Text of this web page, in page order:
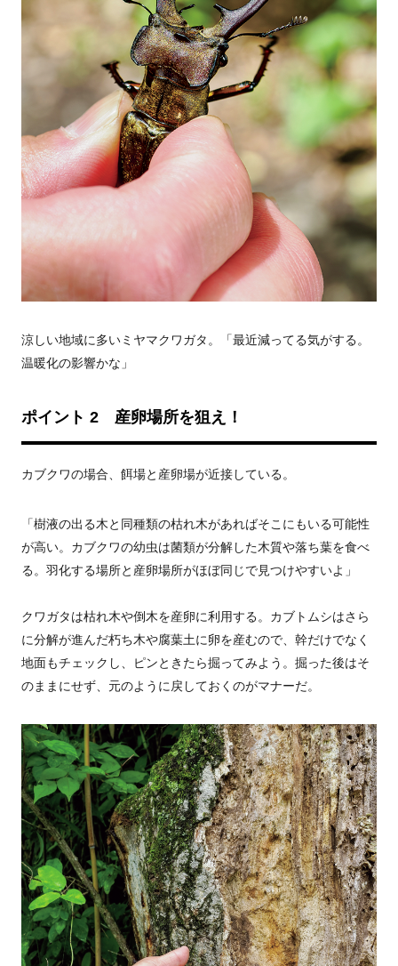
涼しい地域に多いミヤマクワガタ。「最近減ってる気がする。
温暖化の影響かな」
ポイント 2 産卵場所を狙え！
カブクワの場合、餌場と産卵場が近接している。
「樹液の出る木と同種類の枯れ木があればそこにもいる可能性
が高い。カブクワの幼虫は菌類が分解した木質や落ち葉を食べ
る。羽化する場所と産卵場所がほぼ同じで見つけやすいよ」
クワガタは枯れ木や倒木を産卵に利用する。カブトムシはさら
に分解が進んだ朽ち木や腐葉土に卵を産むので、幹だけでなく
地面もチェックし、ピンときたら掘ってみよう。掘った後はそ
のままにせず、元のように戻しておくのがマナーだ。